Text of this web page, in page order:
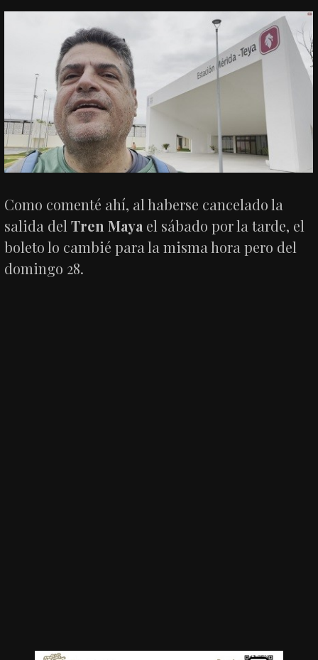
Como comenté ahí, al haberse cancelado la
salida delTren Maya el sábado por la tarde, el
boleto lo cambié para la misma hora pero del
domingo 28.